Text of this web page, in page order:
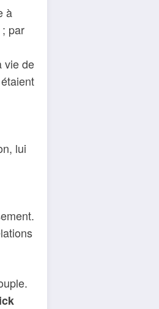
à
par
vie de
lui